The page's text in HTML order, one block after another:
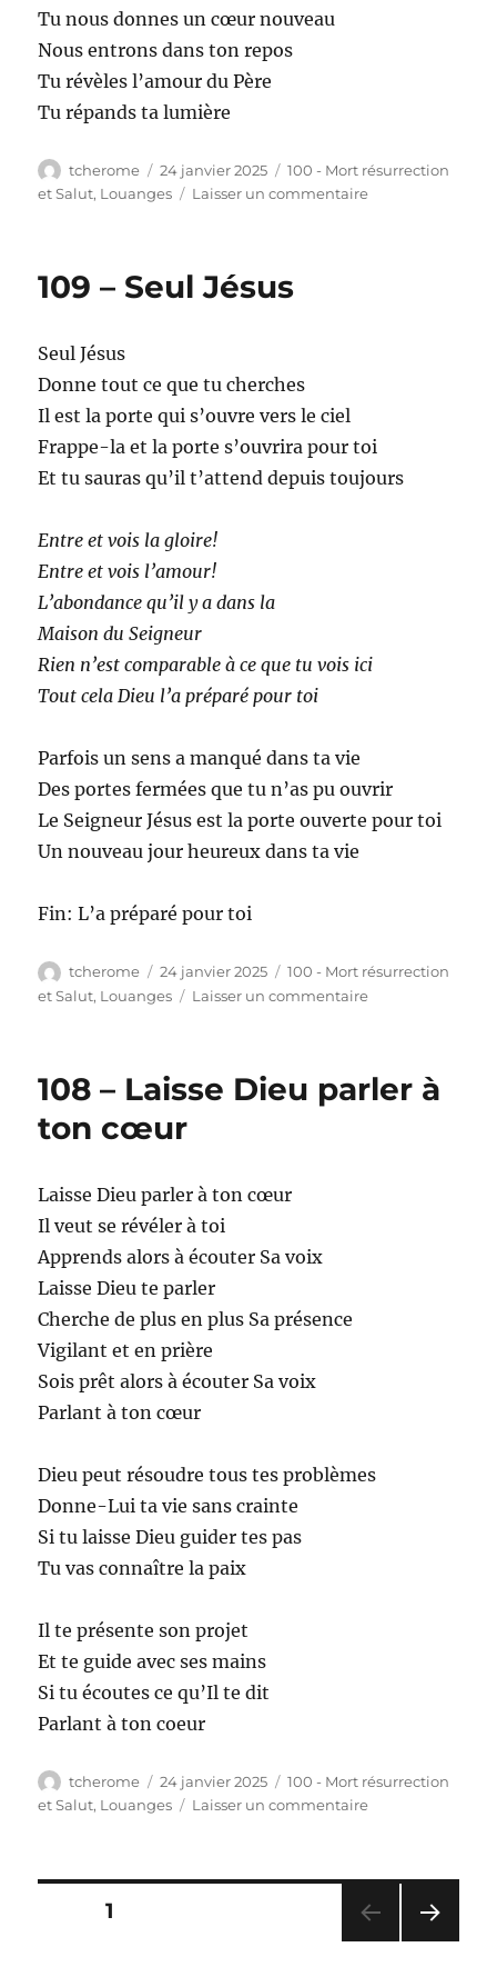
Tu nous donnes un cœur nouveau
Nous entrons dans ton repos
Tu révèles l’amour du Père
Tu répands ta lumière
Auteur
tcherome
Publié
le
24 janvier 2025 Catégories
100 - Mort résurrection
et Salut, Louanges Laisser un commentairesur
109 – Seul Jésus
Seul Jésus
Donne tout ce que tu cherches
Il est la porte qui s’ouvre vers le ciel
Frappe-la et la porte s’ouvrira pour toi
Et tu sauras qu’il t’attend depuis toujours
Entre et vois la gloire!
Entre et vois l’amour!
L’abondance qu’il y a dans la
Maison du Seigneur
Rien n’est comparable à ce que tu vois ici
Tout cela Dieu l’a préparé pour toi
Parfois un sens a manqué dans ta vie
Des portes fermées que tu n’as pu ouvrir
Le Seigneur Jésus est la porte ouverte pour toi
Un nouveau jour heureux dans ta vie
Fin: L’a préparé pour toi
Auteur
tcherome
Publié
le
24 janvier 2025 Catégories
100 - Mort résurrection
et Salut, Louanges Laisser un commentairesur
Jésus
108 – Laisse Dieu parler à
ton cœur
Laisse Dieu parler à ton cœur
Il veut se révéler à toi
Apprends alors à écouter Sa voix
Laisse Dieu te parler
Cherche de plus en plus Sa présence
Vigilant et en prière
Sois prêt alors à écouter Sa voix
Parlant à ton cœur
Dieu peut résoudre tous tes problèmes
Donne-Lui ta vie sans crainte
Si tu laisse Dieu guider tes pas
Tu vas connaître la paix
Il te présente son projet
Et te guide avec ses mains
Si tu écoutes ce qu’Il te dit
Parlant à ton coeur
Auteur
tcherome
Publié
le
24 janvier 2025 Catégories
100 - Mort résurrection
et Salut, Louanges Laisser un commentairesur
parler
à
Pagination
PAGE1